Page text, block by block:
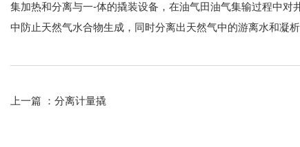
集加热和分离与一-体的撬装设备，在油气田油气集输过程中
中防止天然气水合物生成，同时分离出天然气中的游离水和凝
上一篇 ： 分离计量撬